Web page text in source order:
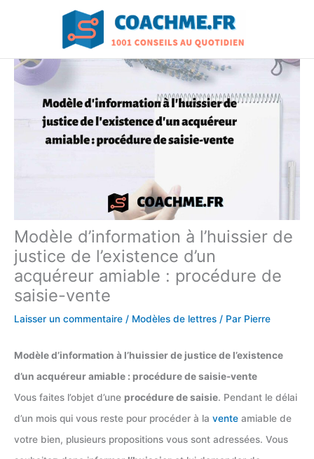
Modèle d’information à l’huissier de
justice de l’existence d’un
acquéreur amiable : procédure de
saisie-vente
Laisser un commentaire / Modèles de lettres / Par Pierre
Modèle d’information à l’huissier de justice de l’existence
d’un acquéreur amiable : procédure de saisie-vente
Vous faites l’objet d’une procédure de saisie. Pendant le délai
d’un mois qui vous reste pour procéder à la vente amiable de
votre bien, plusieurs propositions vous sont adressées. Vous